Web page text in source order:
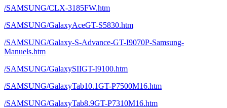
/SAMSUNG/CLX-3185FW.htm
/SAMSUNG/GalaxyAceGT-S5830.htm
/SAMSUNG/Galaxy-S-Advance-GT-I9070P-Samsung-
Manuels.htm
/SAMSUNG/GalaxySIIGT-I9100.htm
/SAMSUNG/GalaxyTab10.1GT-P7500M16.htm
/SAMSUNG/GalaxyTab8.9GT-P7310M16.htm